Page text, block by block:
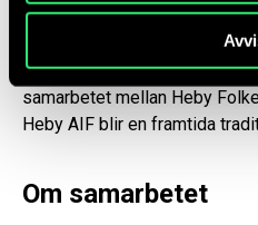
100-årsfirandet av parken
och Parkers regi på lördagen
Barnens dag kl. 11.00–14.00.
samarbetet mellan Heby
Heby AIF blir en framtida
Om samarbetet